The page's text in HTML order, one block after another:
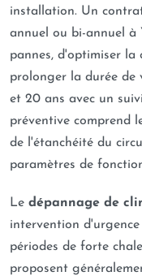
installation. Un
annuel ou bi-annuel à
pannes, d'optimiser la
prolonger la durée de
et 20 ans avec un
préventive comprend
de l'étanchéité du
paramètres de
Le dépannage de
intervention
périodes de forte
proposent